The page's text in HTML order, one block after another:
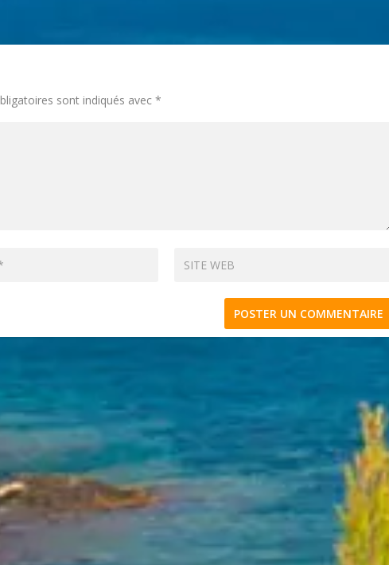
sont indiqués avec*